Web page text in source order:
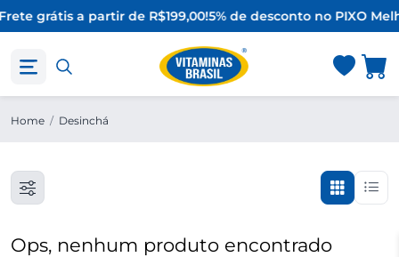
grátis a partir de R$199,00!5% de desconto no PIXO
Home / Desinchá
Ops, nenhum produto encontrado